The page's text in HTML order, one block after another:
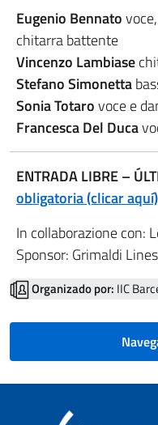
Eugenio Bennato
chitarra battente
Vincenzo Lambiase
Stefano Simonetta
Sonia Totarovoce e
Francesca Del Duca
ENTRADA LIBRE –
obligatoria (clicar aquí)
In collaborazione con:
Sponsor: Grimaldi Lines
Organizado por: IIC